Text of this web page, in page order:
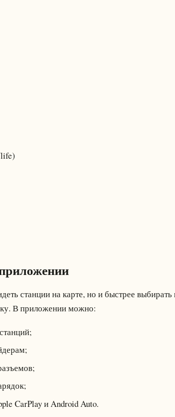
станции на карте, но и быстрее
В приложении можно:
CarPlay и Android Auto.